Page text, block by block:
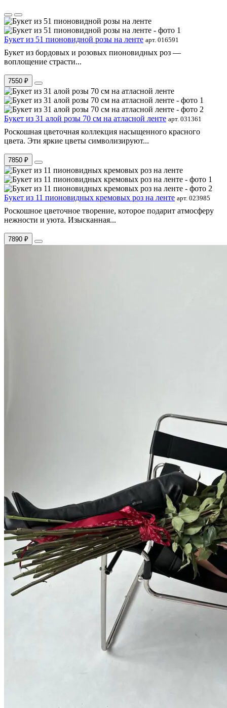
Букет из 51 пионовидной розы на ленте арт. 016591
Букет из бордовых и розовых пионовидных роз —
воплощение страсти...
7550 ₽
Букет из 31 алой розы 70 см на атласной ленте арт. 031361
Роскошная цветочная коллекция насыщенного красного
цвета. Эти яркие цветы символизируют...
7850 ₽
Букет из 11 пионовидных кремовых роз на ленте арт. 023985
Роскошное цветочное творение, которое подарит атмосферу
нежности и уюта. Изысканная...
7890 ₽